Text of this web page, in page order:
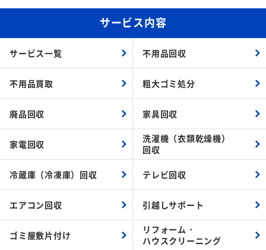
サービス内容
サービス一覧 不用品回収
不用品買取 粗大ゴミ処分
廃品回収 家具回収
家電回収
洗濯機（衣類乾燥機）
回収
冷蔵庫（冷凍庫）回収 テレビ回収
エアコン回収 引越しサポート
ゴミ屋敷片付け
リフォーム・
ハウスクリーニング